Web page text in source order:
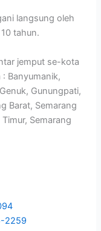
langsung oleh
tahun.
jemput se-kota
Banyumanik,
Gunungpati,
Barat, Semarang
Semarang
2259